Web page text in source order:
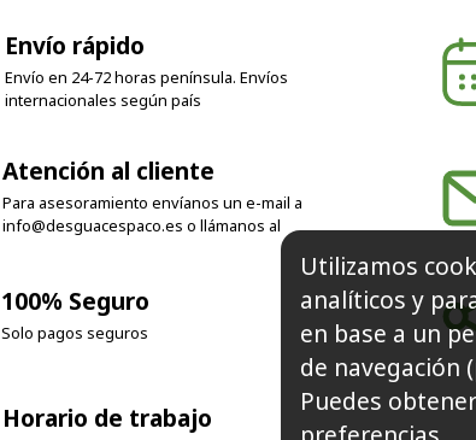
Envío rápido
Envío en 24-72 horas península. Envíos
internacionales según país
Atención al cliente
Para asesoramiento envíanos un e-mail a
info@desguacespaco.es o llámanos al
100% Seguro
Solo pagos seguros
Horario de trabajo
Utilizamos
analíticos y
en base a un
de navegación
Puedes